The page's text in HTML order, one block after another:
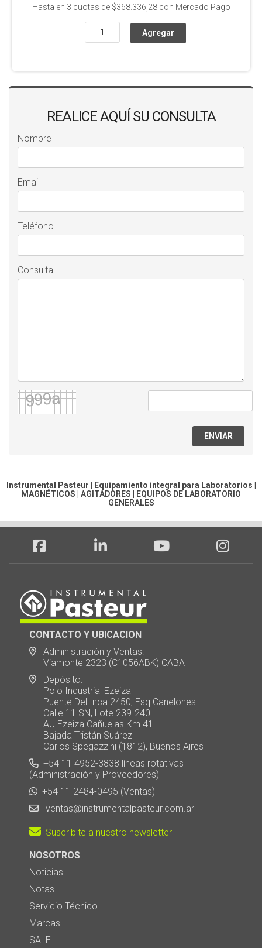
Hasta en 3 cuotas de $368.336,28con Mercado Pago
REALICE AQUÍ SU CONSULTA
Nombre
Email
Teléfono
Consulta
ENVIAR
Instrumental Pasteur | Equipamiento integral para Laboratorios |
MAGNÉTICOS
AGITADORES
EQUIPOS DE LABORATORIO
GENERALES
CONTACTO Y UBICACION
Administración y Ventas:
Viamonte 2323 (C1056ABK) CABA
Depósito:
Polo Industrial Ezeiza
Puente Del Inca 2450, Esq.Canelones
Calle 11 SN, Lote 239-240
AU Ezeiza Cañuelas Km 41
Bajada Tristán Suárez
Carlos Spegazzini (1812), Buenos Aires
+54 11 4952-3838 líneas rotativas
(Administración y Proveedores)
+54 11 2484-0495 (Ventas)
ventas@instrumentalpasteur.com.ar
Suscribite a nuestro newsletter
NOSOTROS
Noticias
Notas
Servicio Técnico
Marcas
SALE